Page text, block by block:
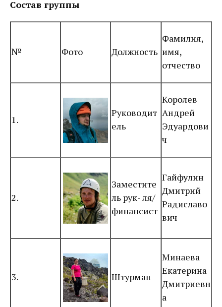
Состав группы
№ Фото Должность
Фамилия,
имя,
отчество
1.
Руководит
ель
Королев
Андрей
Эдуардови
ч
2.
Заместите
ль рук- ля/
финансист
Гайфулин
Дмитрий
Радиславо
вич
3. Штурман
Минаева
Екатерина
Дмитриевн
а